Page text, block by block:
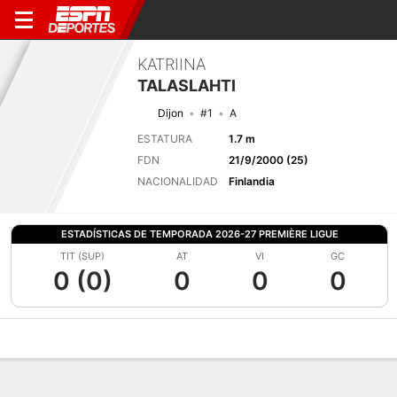
KATRIINA
TALASLAHTI
Dijon #1
A
ESTATURA
1.7 m
FDN
21/9/2000 (25)
NACIONALIDAD
Finlandia
ESTADÍSTICAS DE TEMPORADA 2026-27 PREMIÈRE LIGUE
TIT (SUP)
0 (0)
AT
0
VI
0
GC
0